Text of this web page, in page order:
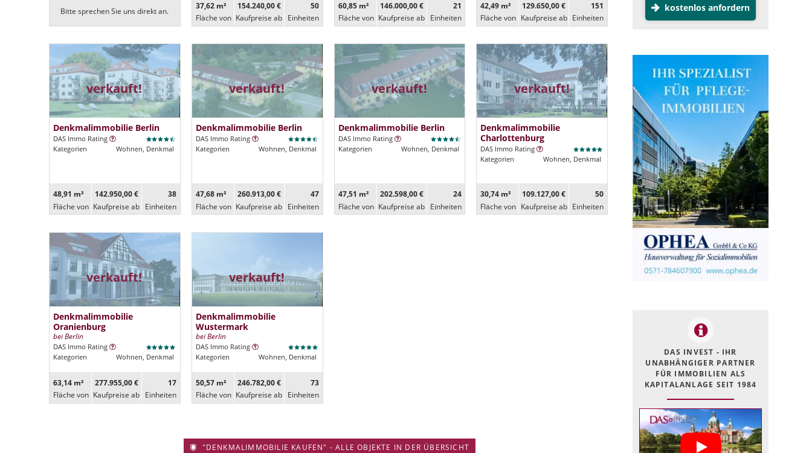
Bitte sprechen Sie uns direkt an.
37,62 m²
Fläche von
154.240,00 €
Kaufpreise ab
50
Ein­heiten
60,85 m²
Fläche von
146.000,00 €
Kaufpreise ab
21
Ein­heiten
42,49 m²
Fläche von
129.650,00 €
Kaufpreise ab
151
Ein­heiten
verkauft!
Denkmalimmobilie Berlin
DAS Immo Rating
Kategorien
Wohnen, Denkmal
48,91 m²
Fläche von
142.950,00 €
Kaufpreise ab
38
Ein­heiten
verkauft!
Denkmalimmobilie Berlin
DAS Immo Rating
Kategorien
Wohnen, Denkmal
47,68 m²
Fläche von
260.913,00 €
Kaufpreise ab
47
Ein­heiten
verkauft!
Denkmalimmobilie Berlin
DAS Immo Rating
Kategorien
Wohnen, Denkmal
47,51 m²
Fläche von
202.598,00 €
Kaufpreise ab
24
Ein­heiten
verkauft!
Denkmalimmobilie
Charlottenburg
DAS Immo Rating
Kategorien
Wohnen, Denkmal
30,74 m²
Fläche von
109.127,00 €
Kaufpreise ab
50
Ein­heiten
verkauft!
Denkmalimmobilie
Oranienburg
bei Berlin
DAS Immo Rating
Kategorien
Wohnen, Denkmal
63,14 m²
Fläche von
277.955,00 €
Kaufpreise ab
17
Ein­heiten
verkauft!
Denkmalimmobilie
Wustermark
bei Berlin
DAS Immo Rating
Kategorien
Wohnen, Denkmal
50,57 m²
Fläche von
246.782,00 €
Kaufpreise ab
73
Ein­heiten
"DENKMALIMMOBILIE KAUFEN" - ALLE OBJEKTE IN DER ÜBERSICHT
kostenlos anfordern
DAS INVEST - IHR
UNABHÄNGIGER PARTNER
FÜR IMMOBILIEN ALS
KAPITALANLAGE SEIT 1984